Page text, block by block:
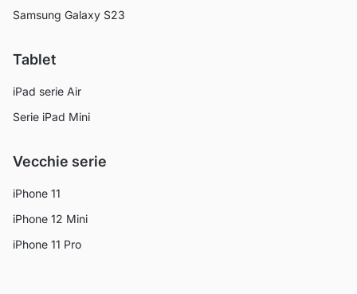
Samsung Galaxy S23
Tablet
iPad serie Air
Serie iPad Mini
Vecchie serie
iPhone 11
iPhone 12 Mini
iPhone 11 Pro